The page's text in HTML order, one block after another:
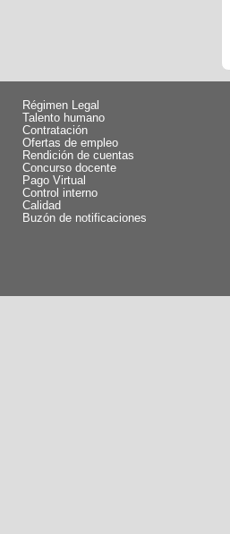
Régimen Legal
Talento humano
Contratación
Ofertas de empleo
Rendición de cuentas
Concurso docente
Pago Virtual
Control interno
Calidad
Buzón de notificaciones